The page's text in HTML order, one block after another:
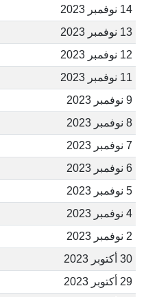
14 نوفمبر 2023
13 نوفمبر 2023
12 نوفمبر 2023
11 نوفمبر 2023
9 نوفمبر 2023
8 نوفمبر 2023
7 نوفمبر 2023
6 نوفمبر 2023
5 نوفمبر 2023
4 نوفمبر 2023
2 نوفمبر 2023
30 أكتوبر 2023
29 أكتوبر 2023